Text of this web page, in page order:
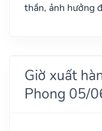
thần, ảnh hưởng
Giờ xuất
Phong 05/